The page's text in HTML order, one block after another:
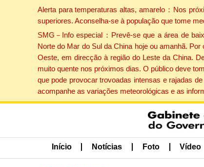
Alerta para temperaturas altas, amarelo：Nos
superiores. Aconselha-se à população que tome
SMG－Info especial：Prevê-se que a área de
Norte do Mar do Sul da China hoje ou amanhã.
Oeste, em direcção à região do Leste da China.
muito quente nos próximos dias. O público deve
que pode provocar trovoadas intensas e rajadas
acompanhe as variações meteorológicas e as
Início Notícias Foto Vídeo